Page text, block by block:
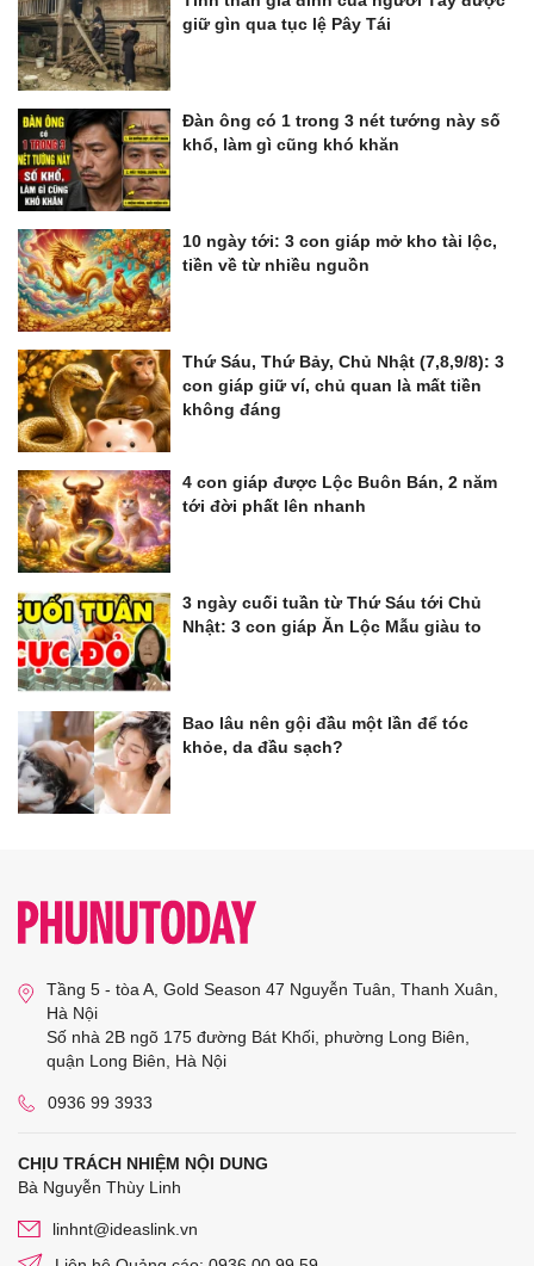
giữ gìn qua tục lệ Pây Tái
Đàn ông có 1 trong 3 nét tướng này số
khổ, làm gì cũng khó khăn
10 ngày tới: 3 con giáp mở kho tài lộc,
tiền về từ nhiều nguồn
Thứ Sáu, Thứ Bảy, Chủ Nhật (7,8,9/8): 3
con giáp giữ ví, chủ quan là mất tiền
không đáng
4 con giáp được Lộc Buôn Bán, 2 năm
tới đời phất lên nhanh
3 ngày cuối tuần từ Thứ Sáu tới Chủ
Nhật: 3 con giáp Ăn Lộc Mẫu giàu to
Bao lâu nên gội đầu một lần để tóc
khỏe, da đầu sạch?
Tầng 5 - tòa A, Gold Season 47 Nguyễn Tuân, Thanh Xuân,
Hà Nội
Số nhà 2B ngõ 175 đường Bát Khối, phường Long Biên,
quận Long Biên, Hà Nội
0936 99 3933
CHỊU TRÁCH NHIỆM NỘI DUNG
Bà Nguyễn Thùy Linh
linhnt@ideaslink.vn